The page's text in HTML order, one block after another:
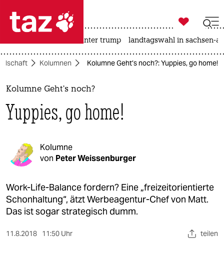
 taz zahl ich
taz zahl ich
themen
politik
gesellschaft
kultur
sport

taz zahl ich
usa unter trump landtagswahl in sachsen-
Kolumnen Kolumne Geht’s noch?: Yuppies, go home!
Kolumne Geht’s noch?
Yuppies, go home!
Kolumne
von Peter Weissenburger
Work-Life-Balance fordern? Eine „freizeitorientierte
Schonhaltung“, ätzt Werbeagentur-Chef von Matt.
Das ist sogar strategisch dumm.
11.8.2018 11:50 Uhr teilen